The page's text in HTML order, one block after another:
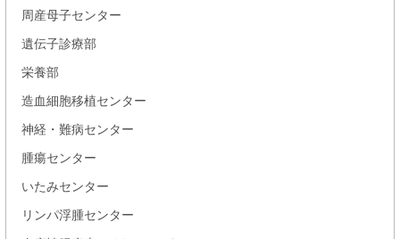
周産母子センター
遺伝子診療部
栄養部
造血細胞移植センター
神経・難病センター
腫瘍センター
いたみセンター
リンパ浮腫センター